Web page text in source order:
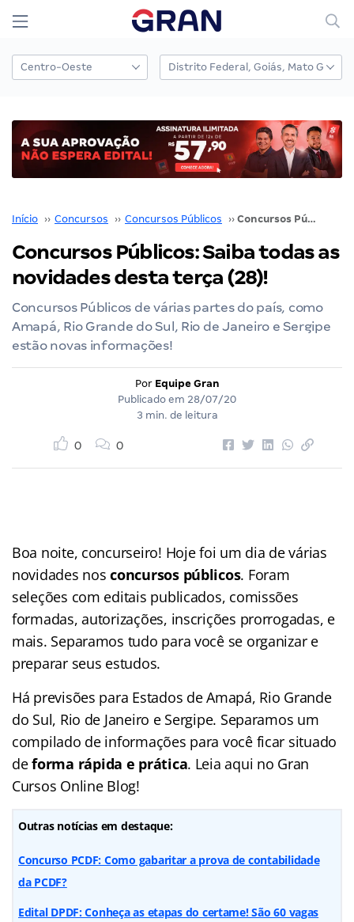
Início ›› Concursos ›› Concursos Públicos ›› Concursos Públicos: Saiba todas as novidades desta terça (28)!
Concursos Públicos: Saiba todas as
novidades desta terça (28)!
Concursos Públicos de várias partes do país, como
Amapá, Rio Grande do Sul, Rio de Janeiro e Sergipe
estão novas informações!
Por Equipe Gran
Publicado em 28/07/20
3 min. de leitura
0 0
Boa noite, concurseiro! Hoje foi um dia de várias
novidades nosconcursos públicos. Foram
seleções com editais publicados, comissões
formadas, autorizações, inscrições prorrogadas, e
mais. Separamos tudo para você se organizar e
preparar seus estudos.
Há previsões para Estados de Amapá, Rio Grande
do Sul, Rio de Janeiro e Sergipe. Separamos um
compilado de informações para você ficar situado
deforma rápida e prática. Leia aqui no Gran
Cursos Online Blog!
Outras notícias em destaque:
Concurso PCDF: Como gabaritar a prova de contabilidade
da PCDF?
Edital DPDF: Conheça as etapas do certame! São 60 vagas